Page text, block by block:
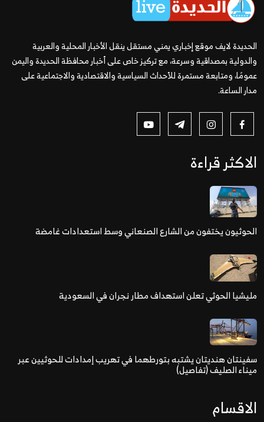
الحديدة لايف موقع إخباري يمني مستقل ينقل الأخبار المحلية والعربية
والدولية بمصداقية وسرعة، مع تركيز خاص على أخبار محافظة الحديدة واليمن
عمومًا، ومتابعة مستمرة للأحداث السياسية والاقتصادية والاجتماعية على
مدار الساعة.
الاكثر قراءة
الحوثيون يختفون من الشارع الصنعاني وسط استعدادات غامضة
مليشيا الحوثي تعلن استهداف مطار نجران في السعودية
سفينتان هنديتان يشتبه بتورطهما في تهريب إمدادات للحوثيين عبر
ميناء الصليف (تفاصيل)
الاقسام